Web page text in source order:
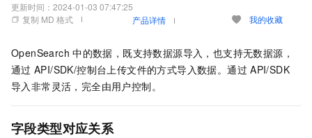
更新时间： 2024-01-03 07:47:25
复制 MD 格式
产品详情 我的收藏
OpenSearch 中的数据，既支持数据源导入，也支持无数据源，
通过 API/SDK/控制台上传文件的方式导入数据。通过 API/SDK
导入非常灵活，完全由用户控制。
字段类型对应关系